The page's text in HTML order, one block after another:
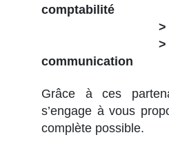
comptabilité
> votre
>
communication
Grâce à ces
s’engage à vous
complète possible.